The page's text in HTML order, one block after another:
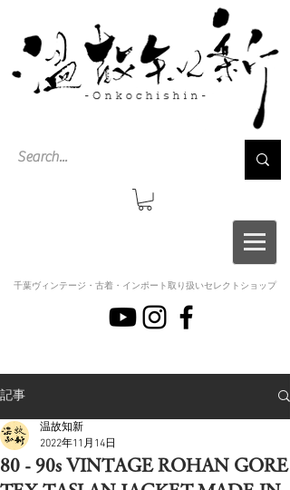
千葉ヴィンテージ・古着・インポート取り扱いセレクトショップ
記事
80 - 90s VINTAGE ROHAN GORE
温故知新
2022年11月14日